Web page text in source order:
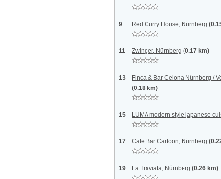
9 Red Curry House, Nürnberg
11 Zwinger, Nürnberg (0.17 km)
13
Finca & Bar Celona Nürnberg /
(0.18 km)
15 LUMA modern style japanese
17 Cafe Bar Cartoon, Nürnberg
19 La Traviata, Nürnberg (0.26 km)